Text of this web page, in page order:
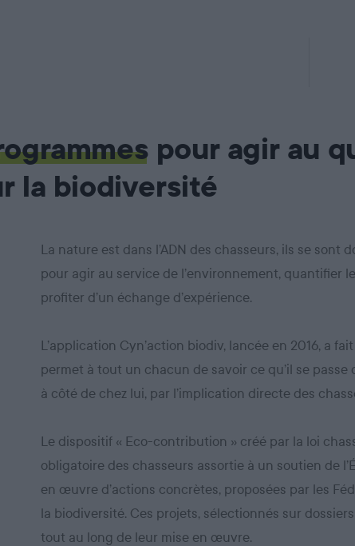
des enjeux de gestion des milieux, de conservation de
pour agir au
la biodiversité
La nature est dans l’ADN des chasseurs, ils se sont
pour agir au service de l’environnement, quantifier
profiter d’un échange d’expérience.
L’application Cyn’action biodiv, lancée en 2016, a
permet à tout un chacun de savoir ce qu’il se
à côté de chez lui, par l’implication directe des
Le dispositif « Eco-contribution » créé par la loi
obligatoire des chasseurs assortie à un soutien de
en œuvre d’actions concrètes, proposées par les
la biodiversité. Ces projets, sélectionnés sur
tout au long de leur mise en œuvre.